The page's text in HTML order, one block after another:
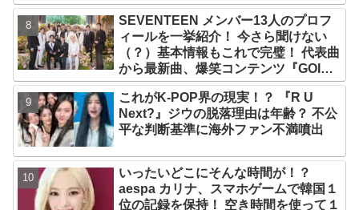
プ！ デビュー曲「Magnetic」がいき
なりの大ヒット
SEVENTEEN メンバー13人のプロフ
ィールを一挙紹介！ 今さら聞けない
（？）基本情報もこれで完璧！ 代表曲
から最新曲、爆笑コンテンツ『GOING
SEVENTEEN』まで・・VERY NICE
な魅力が満載
これがK-POP界の現実！？ 『R U
Next?』ジウの脱落理由は年齢？ 不公
平な判断基準に海外ファン不満噴出
いったいどこにそんな時間が！？
aespa カリナ、スマホゲームで韓国１
位の記録を保持！ 空き時間を使って１